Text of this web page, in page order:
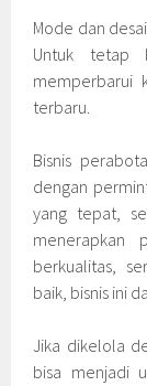
Mode dan
Untuk tetap
memperbarui
terbaru.
Bisnis
dengan
yang tepat,
menerapkan
berkualitas,
baik, bisnis ini
Jika dikelola
bisa menjadi